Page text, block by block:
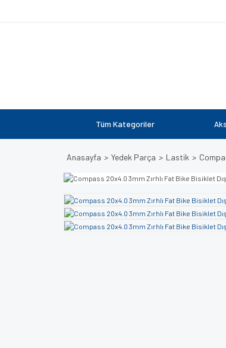
Tüm Kategoriler
Anasayfa Yedek Parça Lastik